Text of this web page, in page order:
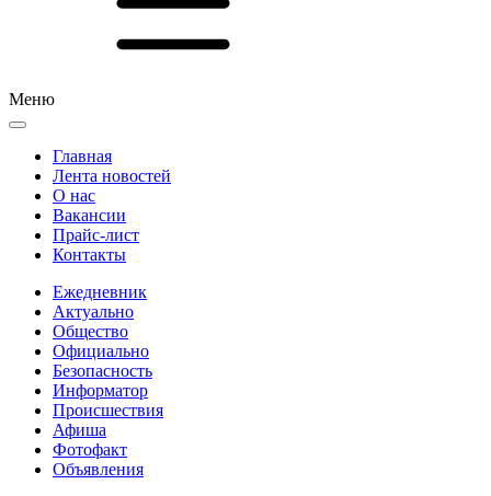
Меню
Главная
Лента новостей
О нас
Вакансии
Прайс-лист
Контакты
Ежедневник
Актуально
Общество
Официально
Безопасность
Информатор
Происшествия
Афиша
Фотофакт
Объявления